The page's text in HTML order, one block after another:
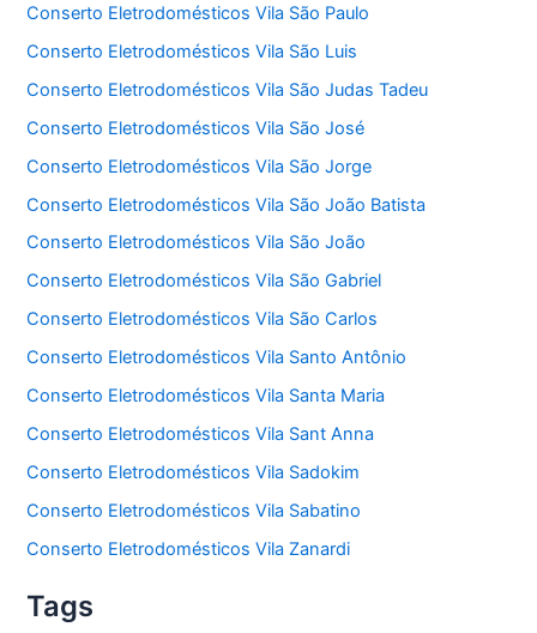
Conserto Eletrodomésticos Vila São Paulo
Conserto Eletrodomésticos Vila São Luis
Conserto Eletrodomésticos Vila São Judas Tadeu
Conserto Eletrodomésticos Vila São José
Conserto Eletrodomésticos Vila São Jorge
Conserto Eletrodomésticos Vila São João Batista
Conserto Eletrodomésticos Vila São João
Conserto Eletrodomésticos Vila São Gabriel
Conserto Eletrodomésticos Vila São Carlos
Conserto Eletrodomésticos Vila Santo Antônio
Conserto Eletrodomésticos Vila Santa Maria
Conserto Eletrodomésticos Vila Sant Anna
Conserto Eletrodomésticos Vila Sadokim
Conserto Eletrodomésticos Vila Sabatino
Conserto Eletrodomésticos Vila Zanardi
Tags